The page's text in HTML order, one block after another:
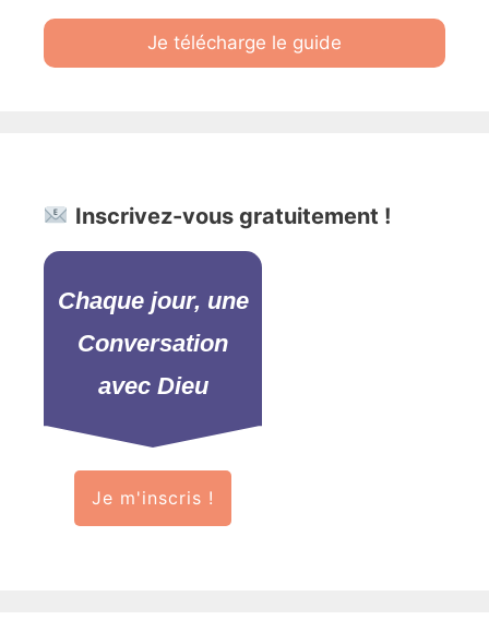
Je télécharge le guide
Inscrivez-vous gratuitement !
Chaque jour, une
Conversation
avec Dieu
Je m'inscris !